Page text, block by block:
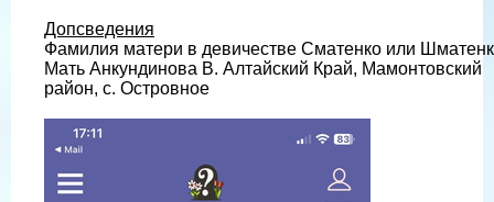
Допсведения
Фамилия матери в девичестве Сматенко или
Мать Анкундинова В. Алтайский Край, Мамонтовский
район, с. Островное